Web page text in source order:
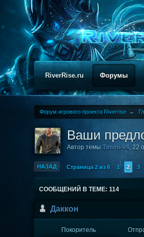
RiverRise.ru Форумы
Форум игрового проекта Riverrise →
Ваши
Автор темыTimmi-v4,22
НАЗАД Страница 2 из 6 1 2 3
СООБЩЕНИЙ В ТЕМЕ: 114
Даккон
Покоритель